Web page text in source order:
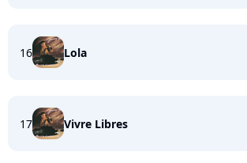
16 Lola
17 Vivre Libres